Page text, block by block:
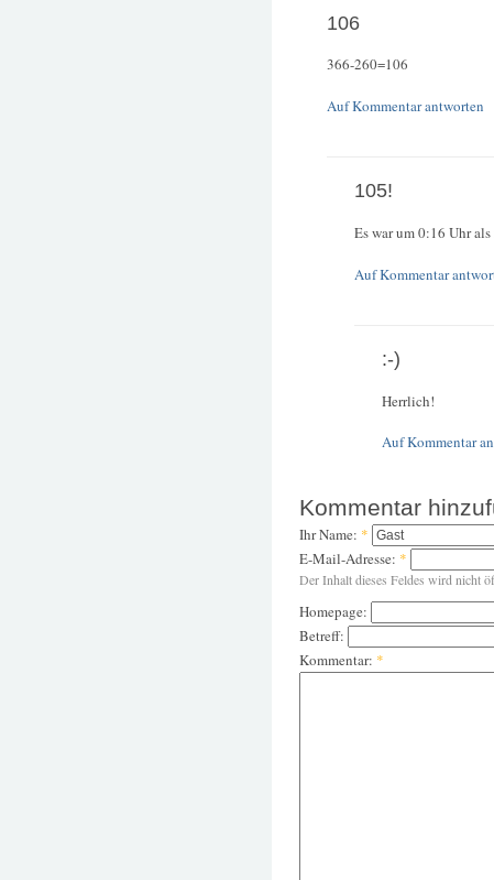
106
366-260=106
Auf Kommentar antworten
105!
Es war um 0:16 Uhr
Auf Kommentar
:-)
Herrlich!
Auf Kommentar
Kommentar
Ihr Name: *
E-Mail-Adresse: *
Der Inhalt dieses Feldes wird nicht
Homepage:
Betreff:
Kommentar: *